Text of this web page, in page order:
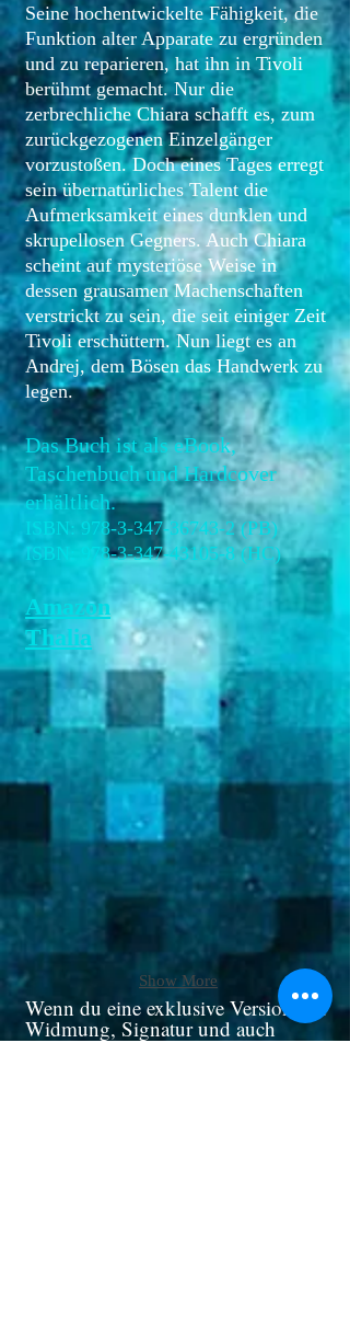
Seine hochentwickelte Fähigkeit, die
Funktion alter Apparate zu ergründen
und zu reparieren, hat ihn in Tivoli
berühmt gemacht. Nur die
zerbrechliche Chiara schafft es, zum
zurückgezogenen Einzelgänger
vorzustoßen. Doch eines Tages erregt
sein übernatürliches Talent die
Aufmerksamkeit eines dunklen und
skrupellosen Gegners. Auch Chiara
scheint auf mysteriöse Weise in
dessen grausamen Machenschaften
verstrickt zu sein, die seit einiger Zeit
Tivoli erschüttern. Nun liegt es an
Andrej, dem Bösen das Handwerk zu
legen.
Das Buch ist als eBook,
Taschenbuch und Hardcover
erhältlich.
ISBN: 978-3-347-36743-2(PB)
ISBN:
978-3-347-43105-8 (HC)
Amazon
Thalia
Show More
Wenn du eine exklusive Version mit
Widmung, Signatur und auch
Buchschnitt und Goodies suchst,